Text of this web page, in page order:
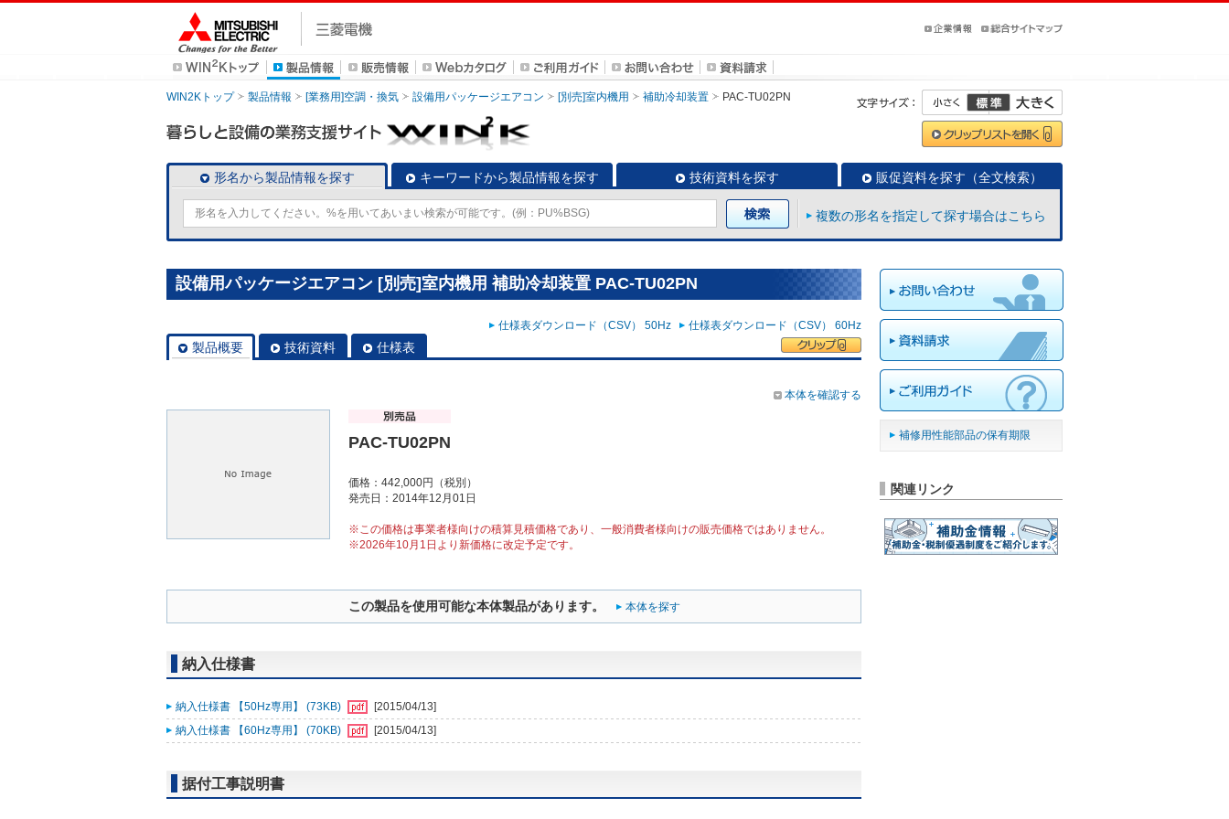
WIN2Kトップ 製品情報 [業務用]空調・換気 設備用パッケージエアコン [別売]室内機用 補助冷却装置 PAC-TU02PN
形名から製品情報を探す キーワードから製品情報を探す 技術資料を探す 販促資料を探す（全文検索）
複数の形名を指定して探す場合はこちら
設備用パッケージエアコン [別売]室内機用 補助冷却装置 PAC-TU02PN
仕様表ダウンロード（CSV） 50Hz 仕様表ダウンロード（CSV） 60Hz
製品概要 技術資料 仕様表
本体を確認する
PAC-TU02PN
価格：442,000円（税別）
発売日：2014年12月01日
※この価格は事業者様向けの積算見積価格であり、一般消費者様向けの販売価格ではありません。
※2026年10月1日より新価格に改定予定です。
この製品を使用可能な本体製品があります。 本体を探す
納入仕様書
納入仕様書 【50Hz専用】 (73KB)
[2015/04/13]
納入仕様書 【60Hz専用】 (70KB)
[2015/04/13]
据付工事説明書
補修用性能部品の保有期限
関連リンク